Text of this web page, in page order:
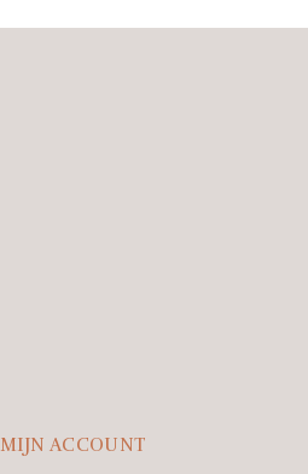
MIJN ACCOUNT